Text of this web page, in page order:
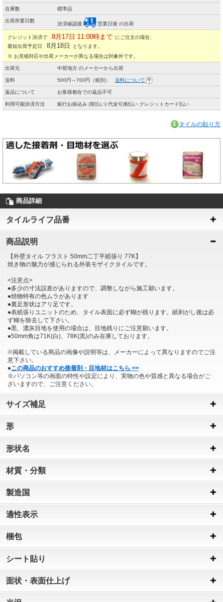
在庫数 標準品
出荷所要日数
決済確認後 営業日後 の出荷
クレジット決済で 8月17日 11:00時まで にご注文の場合、
最短出荷予定日
8月18日
となります。
※ お見積対応や出荷メーカーが異なる場合は対象外です。
出荷元 中部地方 のメーカーから出荷
送料 500円～700円（税別） 送料について
返品について お客様都合での返品不可
利用可能決済方法 銀行お振込み (前払い) 代金引換払い クレジットカード払い
タイルの貼り方
商品詳細
タイルライフ品番
商品説明
【外壁タイル フラスト 50mm二丁平紙張り 77K】
焼き物の魅力が感じられる外装モザイクタイルです。
<注意点>
●多少の寸法誤差がありますので、調整しながら施工願います。
●焼物特有の色ムラがあります
●裏足形状はアリ足です。
●表紙張りユニットのため、タイル表面に必ず糊が残ります。紙剥がし後は必
ず糊を除去して下さい。
●黒、濃灰目地を使用の場合は、目地残りにご注意願います。
●50mm角は71K(白)、78K(黒)のみ在庫しております。
※掲載している商品の画像や説明等は、メーカーによって異なりますのでご注
意下さい。
●この商品のおすすめ接着剤・目地材はこちら >>
※パソコン等の画面の特性や設定により、実物の色や質感と異なる場合がご
ざいますので、ご注意ください。
サイズ補足
形
形状名
材質・分類
製造国
適性表示
梱包
シート貼り
面状・表面仕上げ